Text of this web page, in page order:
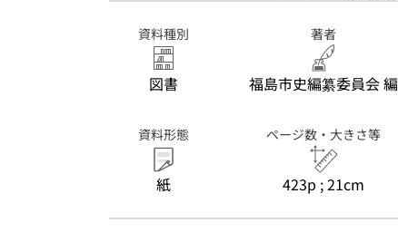
資料種別
図書
著者
福島市史編纂委員会 編
資料形態
紙
ページ数・大きさ等
423p ; 21cm